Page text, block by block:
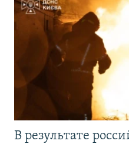
В результате